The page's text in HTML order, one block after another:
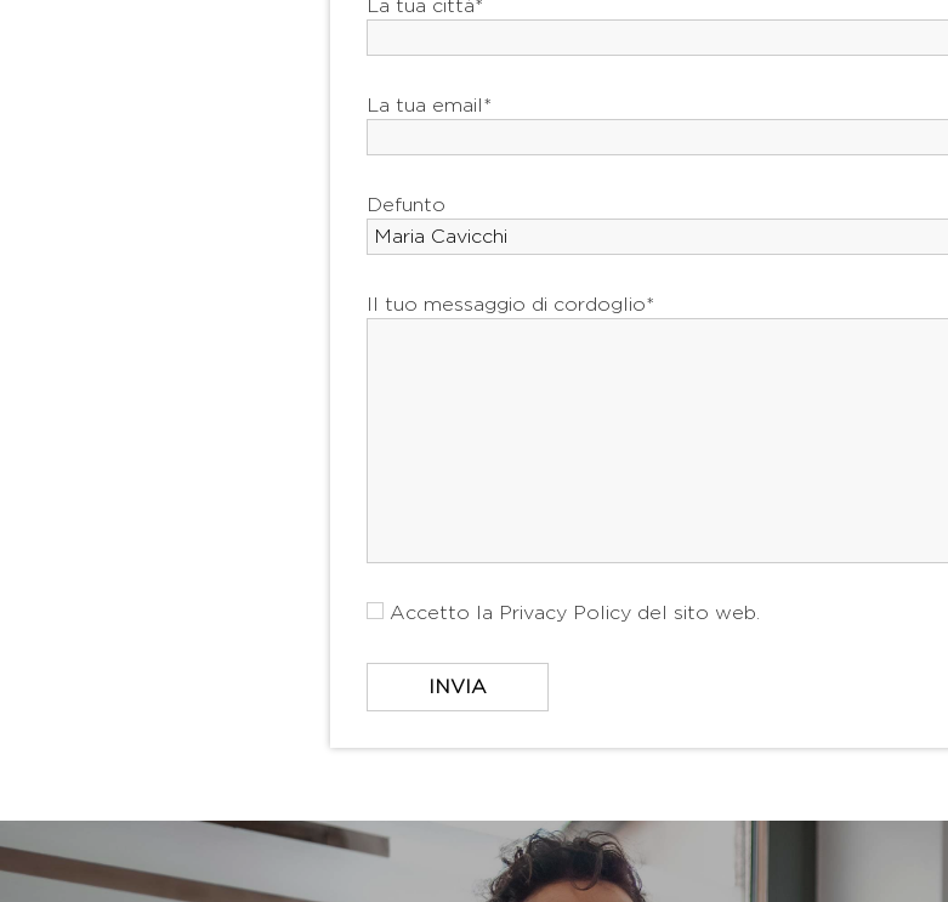
La tua città*
La tua email*
Defunto
Il tuo messaggio di cordoglio*
Accetto la Privacy Policy del sito web.